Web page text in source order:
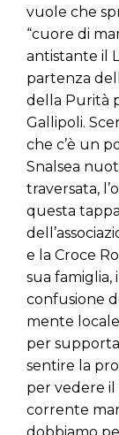
vuole che
“cuore di
antistante il
partenza
della Purità
Gallipoli.
che c’è un
Snalsea
traversata,
questa
e la Croce
sua famiglia,
confusione
mente
per
sentire la
per vedere il
corrente